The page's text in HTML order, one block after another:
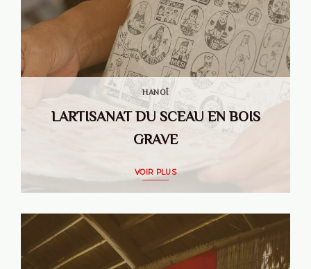
HANOÏ
LARTISANAT DU SCEAU EN BOIS
GRAVE
VOIR PLUS